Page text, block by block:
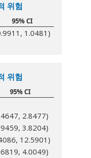
위험
95% CI
1.0481)
위험
95% CI
2.8477)
3.8204)
12.5901)
4.0049)